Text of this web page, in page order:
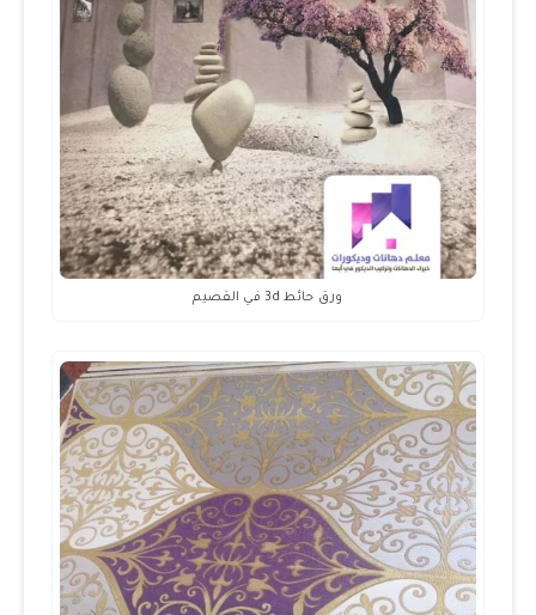
ورق حائط 3d في القصيم